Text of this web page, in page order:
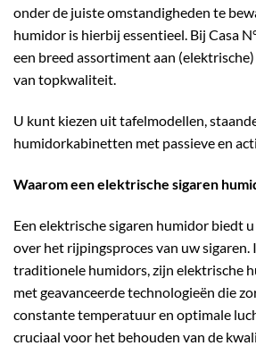
onder de juiste omstandigheden te
humidor is hierbij essentieel. Bij Casa
een breed assortiment aan
van topkwaliteit.
U kunt kiezen uit tafelmodellen,
humidorkabinetten met passieve en
Waarom een elektrische sigaren
Een elektrische sigaren humidor biedt
over het rijpingsproces van uw
traditionele humidors, zijn elektrische
met geavanceerde technologieën die
constante temperatuur en optimale
cruciaal voor het behouden van de